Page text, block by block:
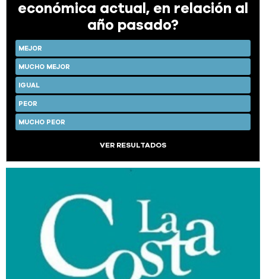
económica actual, en relación al
año pasado?
MEJOR
MUCHO MEJOR
IGUAL
PEOR
MUCHO PEOR
VER RESULTADOS